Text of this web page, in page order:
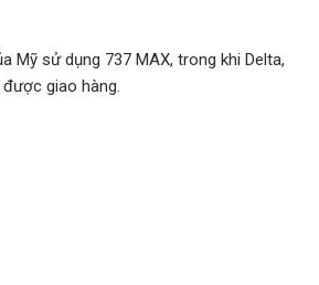
Mỹ sử dụng 737 MAX, trong khi Delta,
giao hàng.